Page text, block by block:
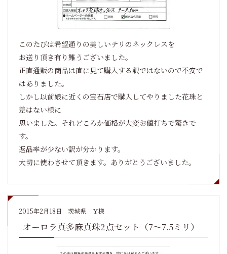
このたびは希望通りの美しいテリのネックレスを
お送り頂き有り難うございました。
正直通販の商品は直に見て購入する訳ではないので不安で
はありました。
しかし以前娘に近くの宝石店で購入してやりました花珠と
差はない様に
思いました。それどころか価格が大変お値打ちで驚きで
す。
返品率が少ない訳が分かります。
大切に使わさせて頂きます。ありがとうございました。
2015年2月18日 茨城県 Ｙ様
オーロラ真多麻真珠2点セット（7～7.5ミリ）